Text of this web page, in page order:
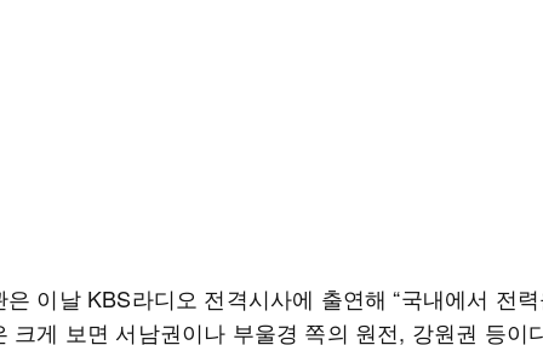
은 이날 KBS라디오 전격시사에 출연해 “국내에서 전
크게 보면 서남권이나 부울경 쪽의 원전, 강원권 등이